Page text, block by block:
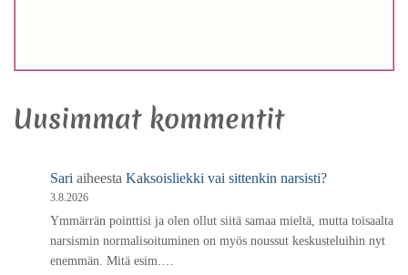
Uusimmat kommentit
Sari aiheesta Kaksoisliekki vai sittenkin narsisti?
3.8.2026
Ymmärrän pointtisi ja olen ollut siitä samaa mieltä, mutta toisaalta
narsismin normalisoituminen on myös noussut keskusteluihin nyt
enemmän. Mitä esim.…